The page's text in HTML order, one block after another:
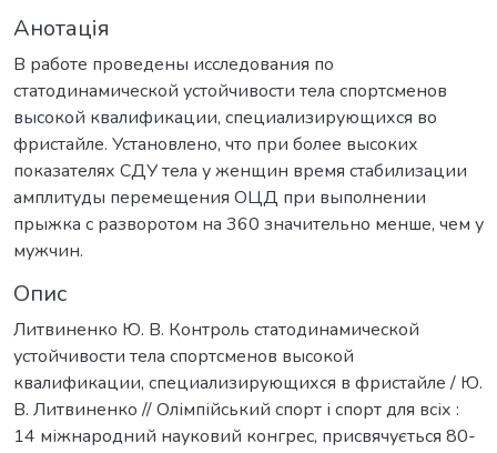
Анотація
В работе проведены исследования по
статодинамической устойчивости тела спортсменов
высокой квалификации, специализирующихся во
фристайле. Установлено, что при более высоких
показателях СДУ тела у женщин время стабилизации
амплитуды перемещения ОЦД при выполнении
прыжка с разворотом на 360 значительно менше, чем у
мужчин.
Опис
Литвиненко Ю. В. Контроль статодинамической
устойчивости тела спортсменов высокой
квалификации, специализирующихся в фристайле / Ю.
В. Литвиненко // Олімпійський спорт і спорт для всіх :
14 міжнародний науковий конгрес, присвячується 80-